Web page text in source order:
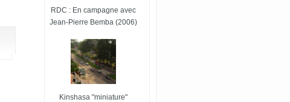
RDC : En campagne avec
Jean-Pierre Bemba (2006)
Kinshasa "miniature"